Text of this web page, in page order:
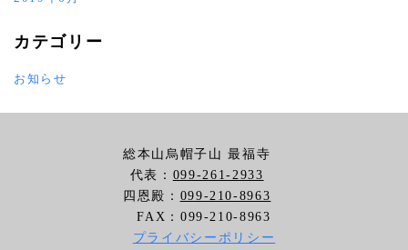
カテゴリー
お知らせ
総本山烏帽子山 最福寺
代表： 099-261-2933
四恩殿： 099-210-8963
FAX：099-210-8963
プライバシーポリシー